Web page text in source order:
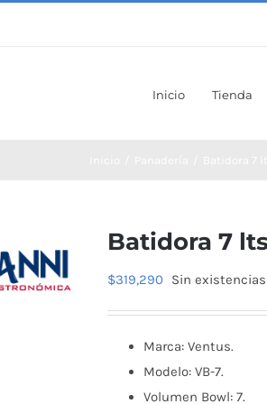
Inicio Tienda
Batidora 7
$319,290 Sin existencias
Marca: Ventus.
Modelo: VB-7.
Volumen Bowl: 7.